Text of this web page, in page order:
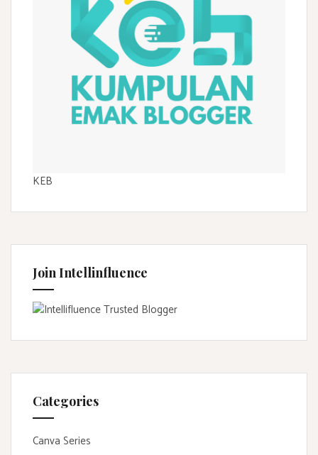
KEB
Join Intellinfluence
Categories
Canva Series